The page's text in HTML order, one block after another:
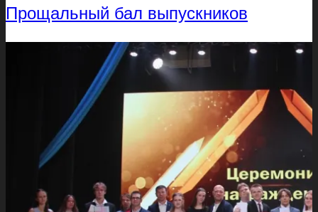
Прощальный бал выпускников